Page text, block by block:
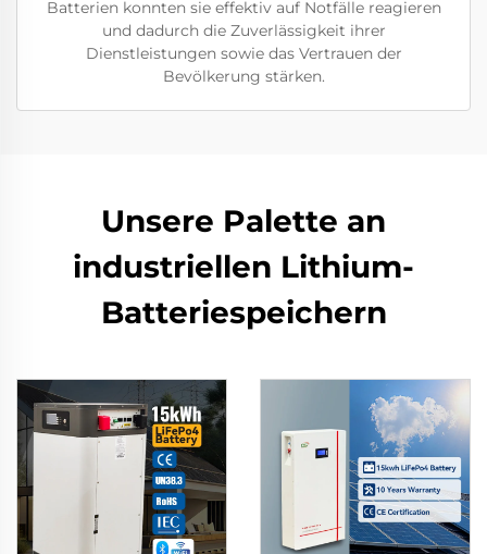
Batterien konnten sie effektiv auf Notfälle reagieren
und dadurch die Zuverlässigkeit ihrer
Dienstleistungen sowie das Vertrauen der
Bevölkerung stärken.
Unsere Palette an
industriellen Lithium-
Batteriespeichern